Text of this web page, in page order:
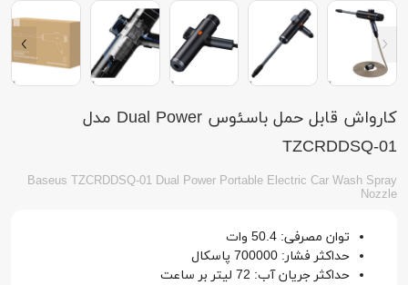
کارواش قابل حمل باسئوس Dual Power مدل
TZCRDDSQ-01
Baseus TZCRDDSQ-01 Dual Power Portable Electric Car Wash Spray
Nozzle
توان مصرفی: 50.4 وات
حداکثر فشار: 700000 پاسکال
حداکثر جریان آب: 72 لیتر بر ساعت